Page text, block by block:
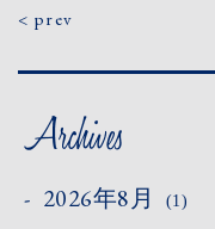
prev
2026年8月 (1)